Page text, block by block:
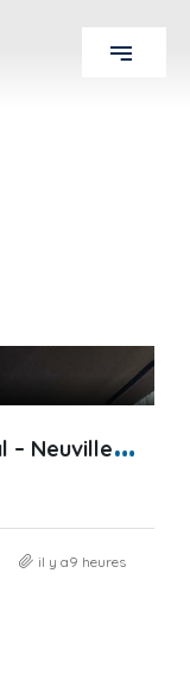
À
LOUER – Local commercial – Neuville-sur-Saône – Centre-…
il y a9 heures